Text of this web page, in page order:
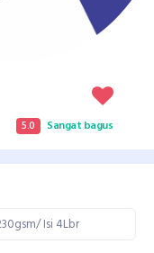
5.0 Sangat bagus